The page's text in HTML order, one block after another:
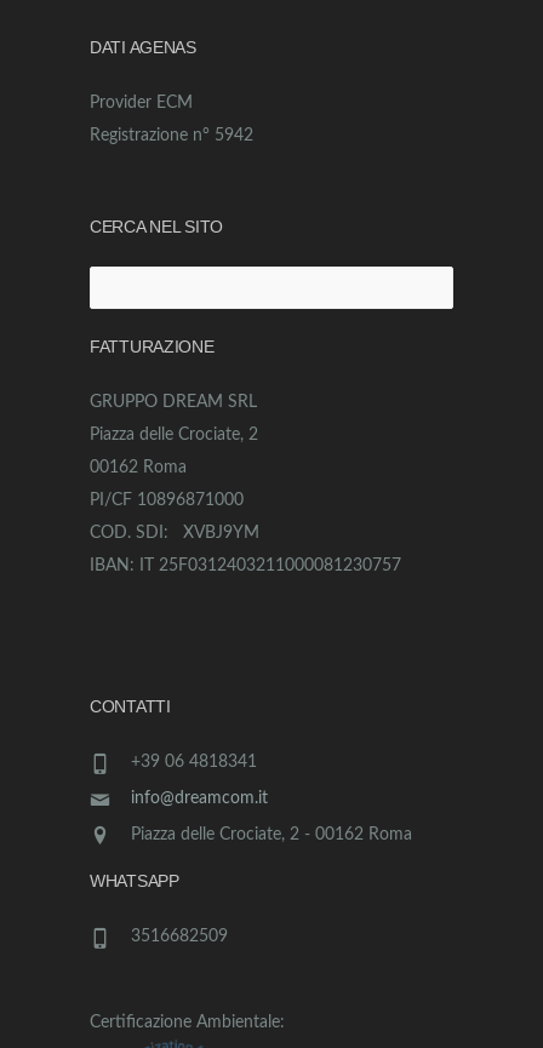
DATI AGENAS
Provider ECM
Registrazione n° 5942
CERCA NEL SITO
per:
FATTURAZIONE
GRUPPO DREAM SRL
Piazza delle Crociate, 2
00162 Roma
PI/CF 10896871000
COD. SDI: XVBJ9YM
IBAN: IT 25F0312403211000081230757
CONTATTI
+39 06 4818341
info@dreamcom.it
Piazza delle Crociate, 2 - 00162 Roma
WHATSAPP
3516682509
Certificazione Ambientale: